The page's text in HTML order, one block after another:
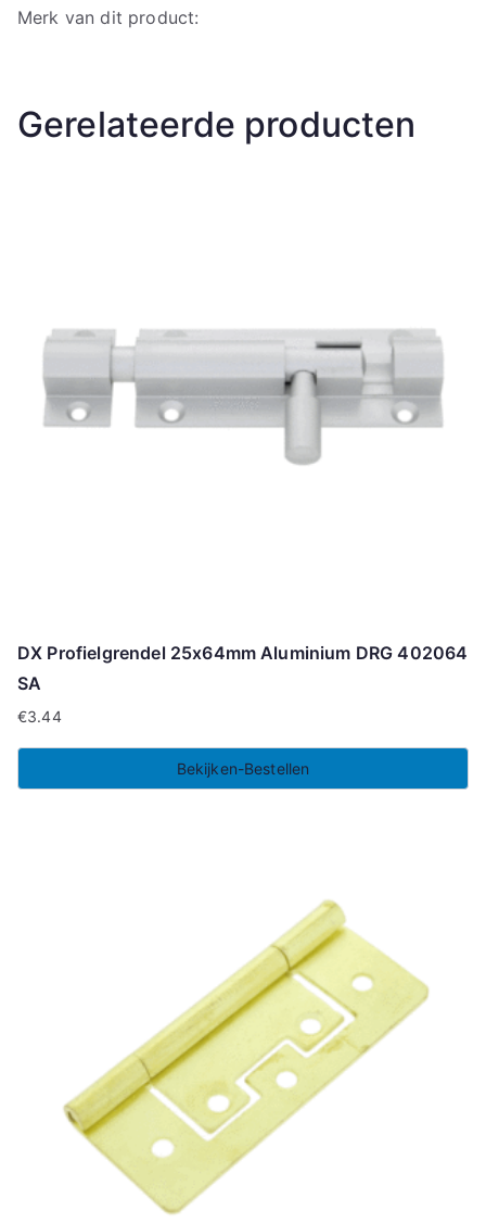
Merk van dit product:
Gerelateerde producten
DX Profielgrendel 25x64mm Aluminium DRG 402064
SA
€3.44
Bekijken-Bestellen